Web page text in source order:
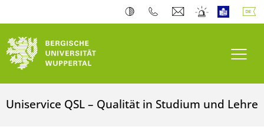
Uniservice QSL – Qualität in Studium und Lehre